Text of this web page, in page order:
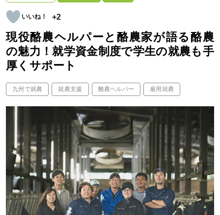
+2
現役酪農ヘルパーと酪農家が語る酪農
の魅力！就学資金制度で学生の就農も手
厚くサポート
九州で就農 就農支援 酪農ヘルパー 雇用就農